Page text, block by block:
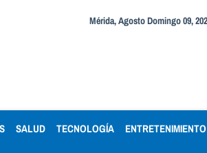
Mérida, Agosto Domingo 09,
SALUD TECNOLOGÍA ENTRETENIMIENTO